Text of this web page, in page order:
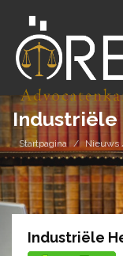
Industriële
Startpagina Nieuws
Industriële